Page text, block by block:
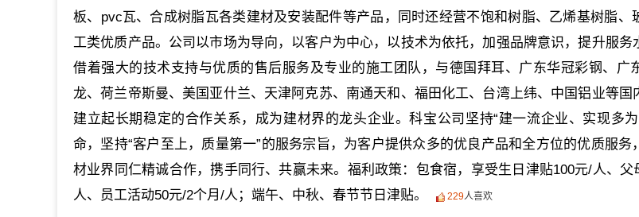
板、pvc瓦、合成树脂瓦各类建材及安装配件等产品，同时还经营不饱和树脂、乙烯基树脂、
工类优质产品。公司以市场为导向，以客户为中心，以技术为依托，加强品牌意识，提升服务
借着强大的技术支持与优质的售后服务及专业的施工团队，与德国拜耳、广东华冠彩钢、广
龙、荷兰帝斯曼、美国亚什兰、天津阿克苏、南通天和、福田化工、台湾上纬、中国铝业等国
建立起长期稳定的合作关系，成为建材界的龙头企业。科宝公司坚持“建一流企业、实现多
命，坚持“客户至上，质量第一”的服务宗旨，为客户提供众多的优良产品和全方位的优质服务
材业界同仁精诚合作，携手同行、共赢未来。福利政策：包食宿，享受生日津贴100元/人、父
人、员工活动50元/2个月/人；端午、中秋、春节节日津贴。
229人喜欢